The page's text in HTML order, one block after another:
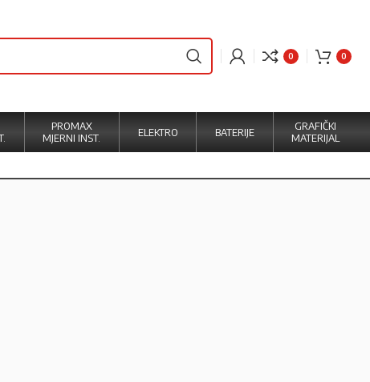
0 0
PROMAX
MJERNI INST.
ELEKTRO BATERIJE
GRAFIČKI
MATERIJAL